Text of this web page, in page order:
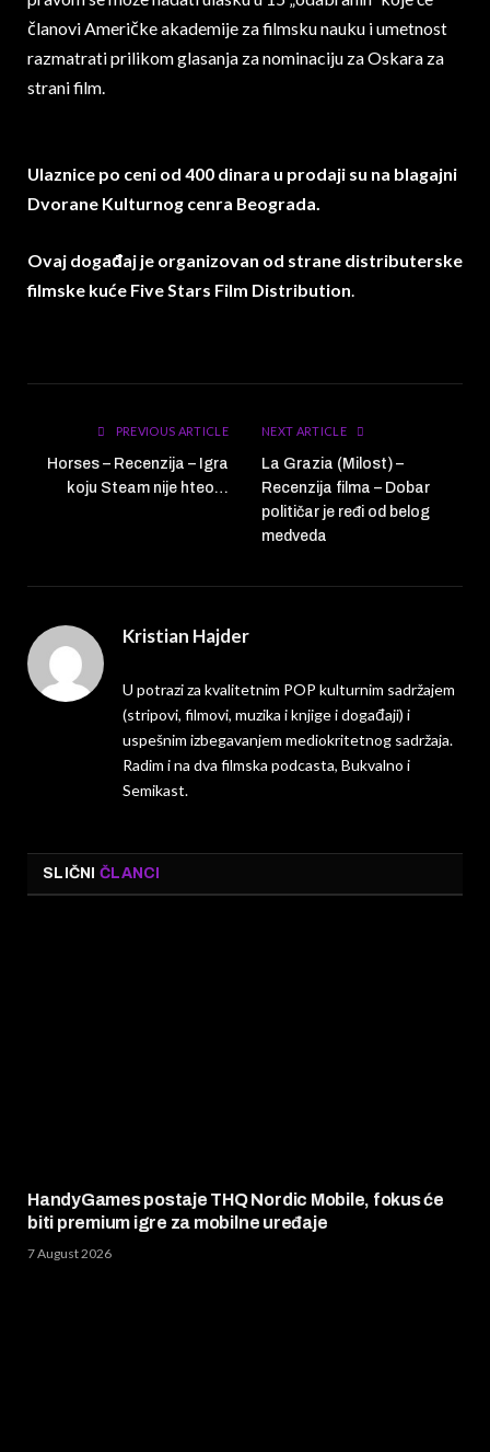
članovi Američke akademije za filmsku nauku i umetnost
razmatrati prilikom glasanja za nominaciju za Oskara za
strani film.
Ulaznice po ceni od 400 dinara u prodaji su na blagajni
Dvorane Kulturnog cenra Beograda.
Ovaj događaj je organizovan od strane distributerske
filmske kuće Five Stars Film Distribution
PREVIOUS ARTICLE
Horses – Recenzija – Igra
koju Steam nije hteo…
NEXT ARTICLE
La Grazia (Milost) –
Recenzija filma – Dobar
političar je ređi od belog
medveda
Kristian Hajder
U potrazi za kvalitetnim POP kulturnim sadržajem
(stripovi, filmovi, muzika i knjige i događaji) i
uspešnim izbegavanjem mediokritetnog sadržaja.
Radim i na dva filmska podcasta, Bukvalno i
Semikast.
SLIČNI ČLANCI
HandyGames postaje THQ Nordic Mobile, fokus će
biti premium igre za mobilne uređaje
7 August 2026